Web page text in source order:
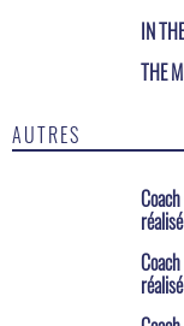
IN
THE
AUTRES